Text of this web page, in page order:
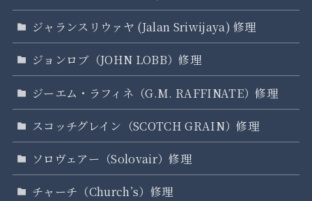
ジャランスリウァヤ (Jalan Sriwijaya) 修理
ジョンロブ（JOHN LOBB）修理
ジーエム・ラフィネ（G.M. RAFFINATE）修理
スコッチグレイン（SCOTCH GRAIN）修理
ソロヴェアー（Solovair）修理
チャーチ（Church’s）修理